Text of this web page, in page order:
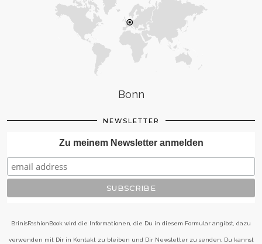
Bonn
NEWSLETTER
Zu meinem Newsletter anmelden
BrinisFashionBook wird die Informationen, die Du in diesem Formular angibst, dazu
verwenden mit Dir in Kontakt zu bleiben und Dir Newsletter zu senden. Du kannst